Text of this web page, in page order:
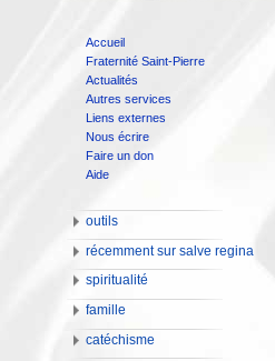
Accueil
Fraternité Saint-Pierre
Actualités
Autres services
Liens externes
Nous écrire
Faire un don
Aide
outils
récemment sur salve regina
spiritualité
famille
catéchisme